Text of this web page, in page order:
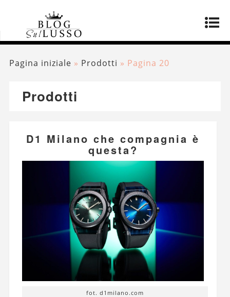
Pagina iniziale » Prodotti » Pagina 20
Prodotti
D1 Milano che compagnia è
questa?
fot. d1milano.com